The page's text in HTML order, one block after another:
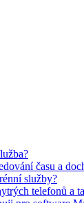
času a
služby?
telefonů a